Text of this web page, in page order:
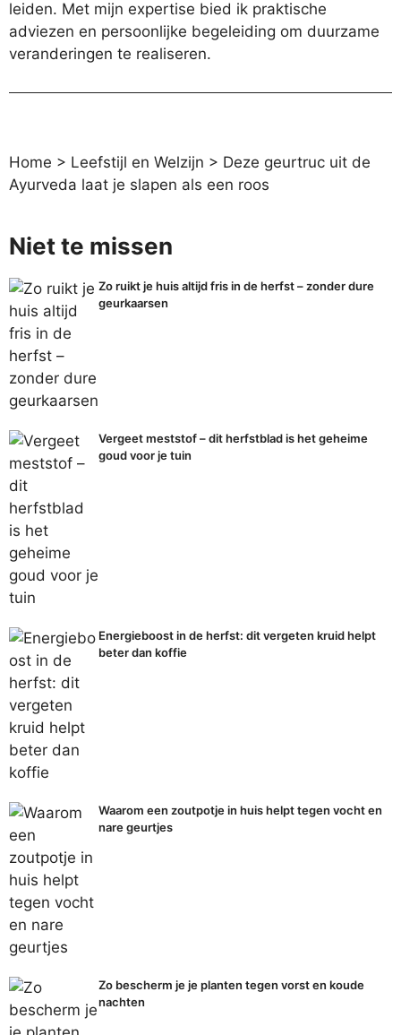
leiden. Met mijn expertise bied ik praktische
adviezen en persoonlijke begeleiding om duurzame
veranderingen te realiseren.
Home > Leefstijl en Welzijn > Deze geurtruc uit de
Ayurveda laat je slapen als een roos
Niet te missen
Zo ruikt je huis altijd fris in de herfst – zonder dure
geurkaarsen
Vergeet meststof – dit herfstblad is het geheime
goud voor je tuin
Energieboost in de herfst: dit vergeten kruid helpt
beter dan koffie
Waarom een zoutpotje in huis helpt tegen vocht en
nare geurtjes
Zo bescherm je je planten tegen vorst en koude
nachten